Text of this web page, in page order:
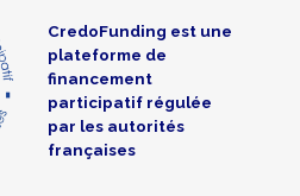
CredoFunding est une
plateforme de
financement
participatif régulée
par les autorités
françaises